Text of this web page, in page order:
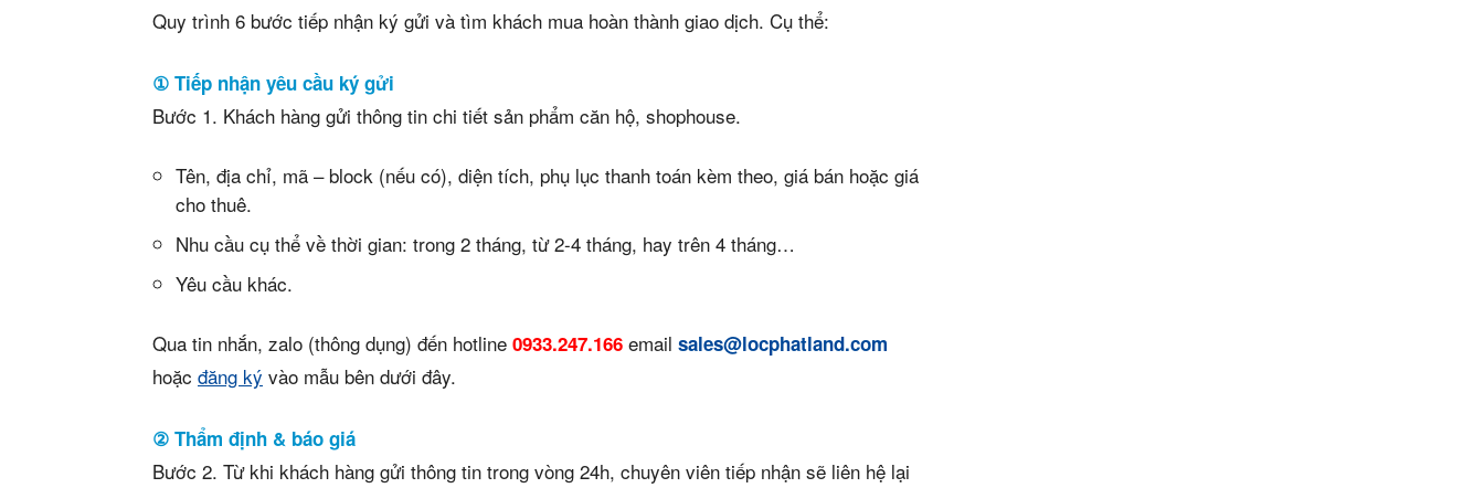
5/5(2 Reviews)
Quy trình 6 bước tiếp nhận ký gửi và tìm khách mua hoàn thành giao dịch. Cụ thể:
① Tiếp nhận yêu cầu ký gửi
Bước 1. Khách hàng gửi thông tin chi tiết sản phẩm căn hộ, shophouse.
Tên, địa chỉ, mã – block (nếu có), diện tích, phụ lục thanh toán kèm theo, giá bán hoặc giá
cho thuê.
Nhu cầu cụ thể về thời gian: trong 2 tháng, từ 2-4 tháng, hay trên 4 tháng…
Yêu cầu khác.
Qua tin nhắn, zalo (thông dụng) đến hotline 0933.247.166 email sales@locphatland.com
hoặc đăng ký vào mẫu bên dưới đây.
② Thẩm định & báo giá
Bước 2. Từ khi khách hàng gửi thông tin trong vòng 24h, chuyên viên tiếp nhận sẽ liên hệ lại